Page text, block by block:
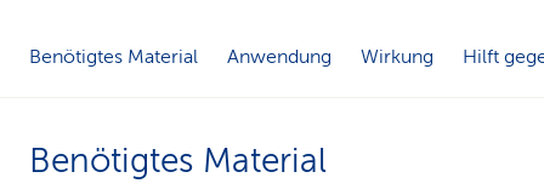
Benötigtes Material Anwendung Wirkung Hilft
Benötigtes Material